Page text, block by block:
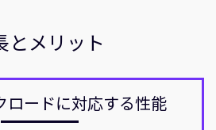
とメリット
ロードに対応する性能